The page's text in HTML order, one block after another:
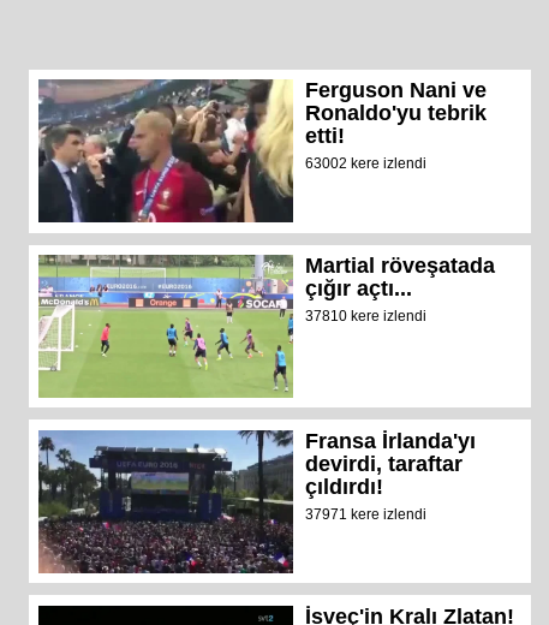
Ferguson Nani ve
Ronaldo'yu tebrik
etti!
63002 kere izlendi
Martial röveşatada
çığır açtı...
37810 kere izlendi
Fransa İrlanda'yı
devirdi, taraftar
çıldırdı!
37971 kere izlendi
İsveç'in Kralı Zlatan!